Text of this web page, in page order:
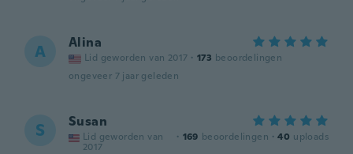
A Alina
Lid geworden van 2017 · 173 beoordelingen
ongeveer 7 jaar geleden
S Susan
Lid geworden van
2017
· 169 beoordelingen · 40 uploads